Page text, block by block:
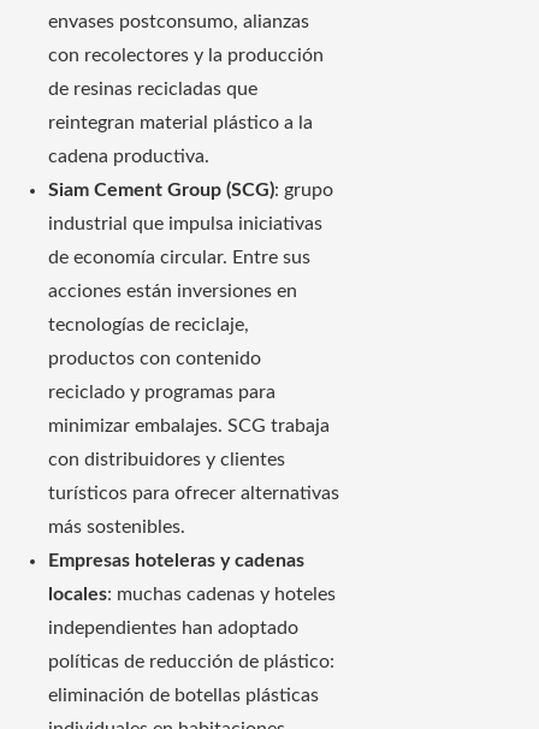
envases postconsumo, alianzas
con recolectores y la producción
de resinas recicladas que
reintegran material plástico a la
cadena productiva.
Siam Cement Group (SCG): grupo
industrial que impulsa iniciativas
de economía circular. Entre sus
acciones están inversiones en
tecnologías de reciclaje,
productos con contenido
reciclado y programas para
minimizar embalajes. SCG trabaja
con distribuidores y clientes
turísticos para ofrecer alternativas
más sostenibles.
Empresas hoteleras y cadenas
locales: muchas cadenas y hoteles
independientes han adoptado
políticas de reducción de plástico:
eliminación de botellas plásticas